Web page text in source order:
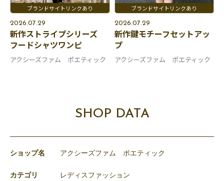
2026.07.29
新作ストライプシリーズ
フードシャツワンピ
アクシーズファム ポエティック
2026.07.29
新作鍵モチーフセットアッ
プ
アクシーズファム ポエティック
SHOP DATA
ショップ名 アクシーズファム ポエティック
カテゴリ レディスファッション